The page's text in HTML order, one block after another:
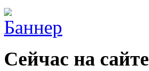
Сейчас на сайте